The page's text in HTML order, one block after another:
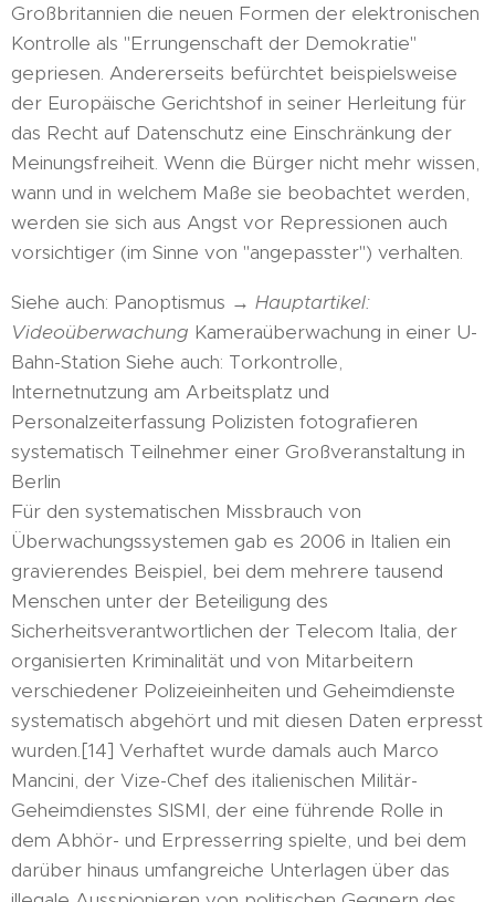
Großbritannien die neuen Formen der elektronischen
Kontrolle als "Errungenschaft der Demokratie"
gepriesen. Andererseits befürchtet beispielsweise
der Europäische Gerichtshof in seiner Herleitung für
das Recht auf Datenschutz eine Einschränkung der
Meinungsfreiheit. Wenn die Bürger nicht mehr wissen,
wann und in welchem Maße sie beobachtet werden,
werden sie sich aus Angst vor Repressionen auch
vorsichtiger (im Sinne von "angepasster") verhalten.
Siehe auch: Panoptismus → Hauptartikel:
Videoüberwachung Kameraüberwachung in einer U-
Bahn-Station Siehe auch: Torkontrolle,
Internetnutzung am Arbeitsplatz und
Personalzeiterfassung Polizisten fotografieren
systematisch Teilnehmer einer Großveranstaltung in
Berlin
Für den systematischen Missbrauch von
Überwachungssystemen gab es 2006 in Italien ein
gravierendes Beispiel, bei dem mehrere tausend
Menschen unter der Beteiligung des
Sicherheitsverantwortlichen der Telecom Italia, der
organisierten Kriminalität und von Mitarbeitern
verschiedener Polizeieinheiten und Geheimdienste
systematisch abgehört und mit diesen Daten erpresst
wurden.[14] Verhaftet wurde damals auch Marco
Mancini, der Vize-Chef des italienischen Militär-
Geheimdienstes SISMI, der eine führende Rolle in
dem Abhör- und Erpresserring spielte, und bei dem
darüber hinaus umfangreiche Unterlagen über das